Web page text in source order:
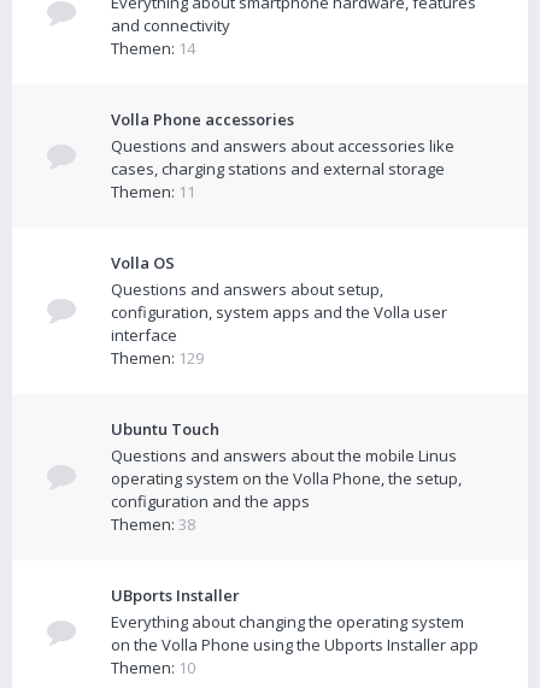
and connectivity
Themen: 14
Volla Phone accessories
Questions and answers about accessories like
cases, charging stations and external storage
Themen: 11
Volla OS
Questions and answers about setup,
configuration, system apps and the Volla user
interface
Themen: 129
Ubuntu Touch
Questions and answers about the mobile Linus
operating system on the Volla Phone, the setup,
configuration and the apps
Themen: 38
UBports Installer
Everything about changing the operating system
on the Volla Phone using the Ubports Installer app
Themen: 10